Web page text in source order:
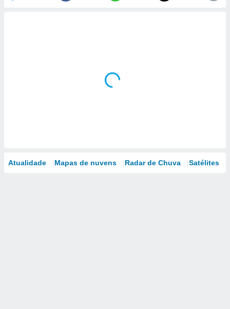
Atualidade Mapas de nuvens Radar de Chuva Satélites